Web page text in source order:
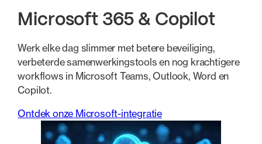
Microsoft 365 & Copilot
Werk elke dag slimmer met betere beveiliging,
verbeterde samenwerkingstools en nog krachtigere
workflows in Microsoft Teams, Outlook, Word en
Copilot.
Ontdek onze Microsoft-integratie